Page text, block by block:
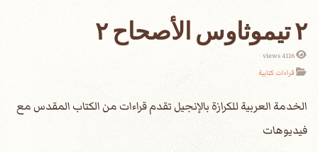
٢ تيموثاوس الأصحاح ٢
4116 views
قراءات كتابية
الخدمة العربية للكرازة بالإنجيل تقدم قراءات من الكتاب المقدس مع
فيديوهات